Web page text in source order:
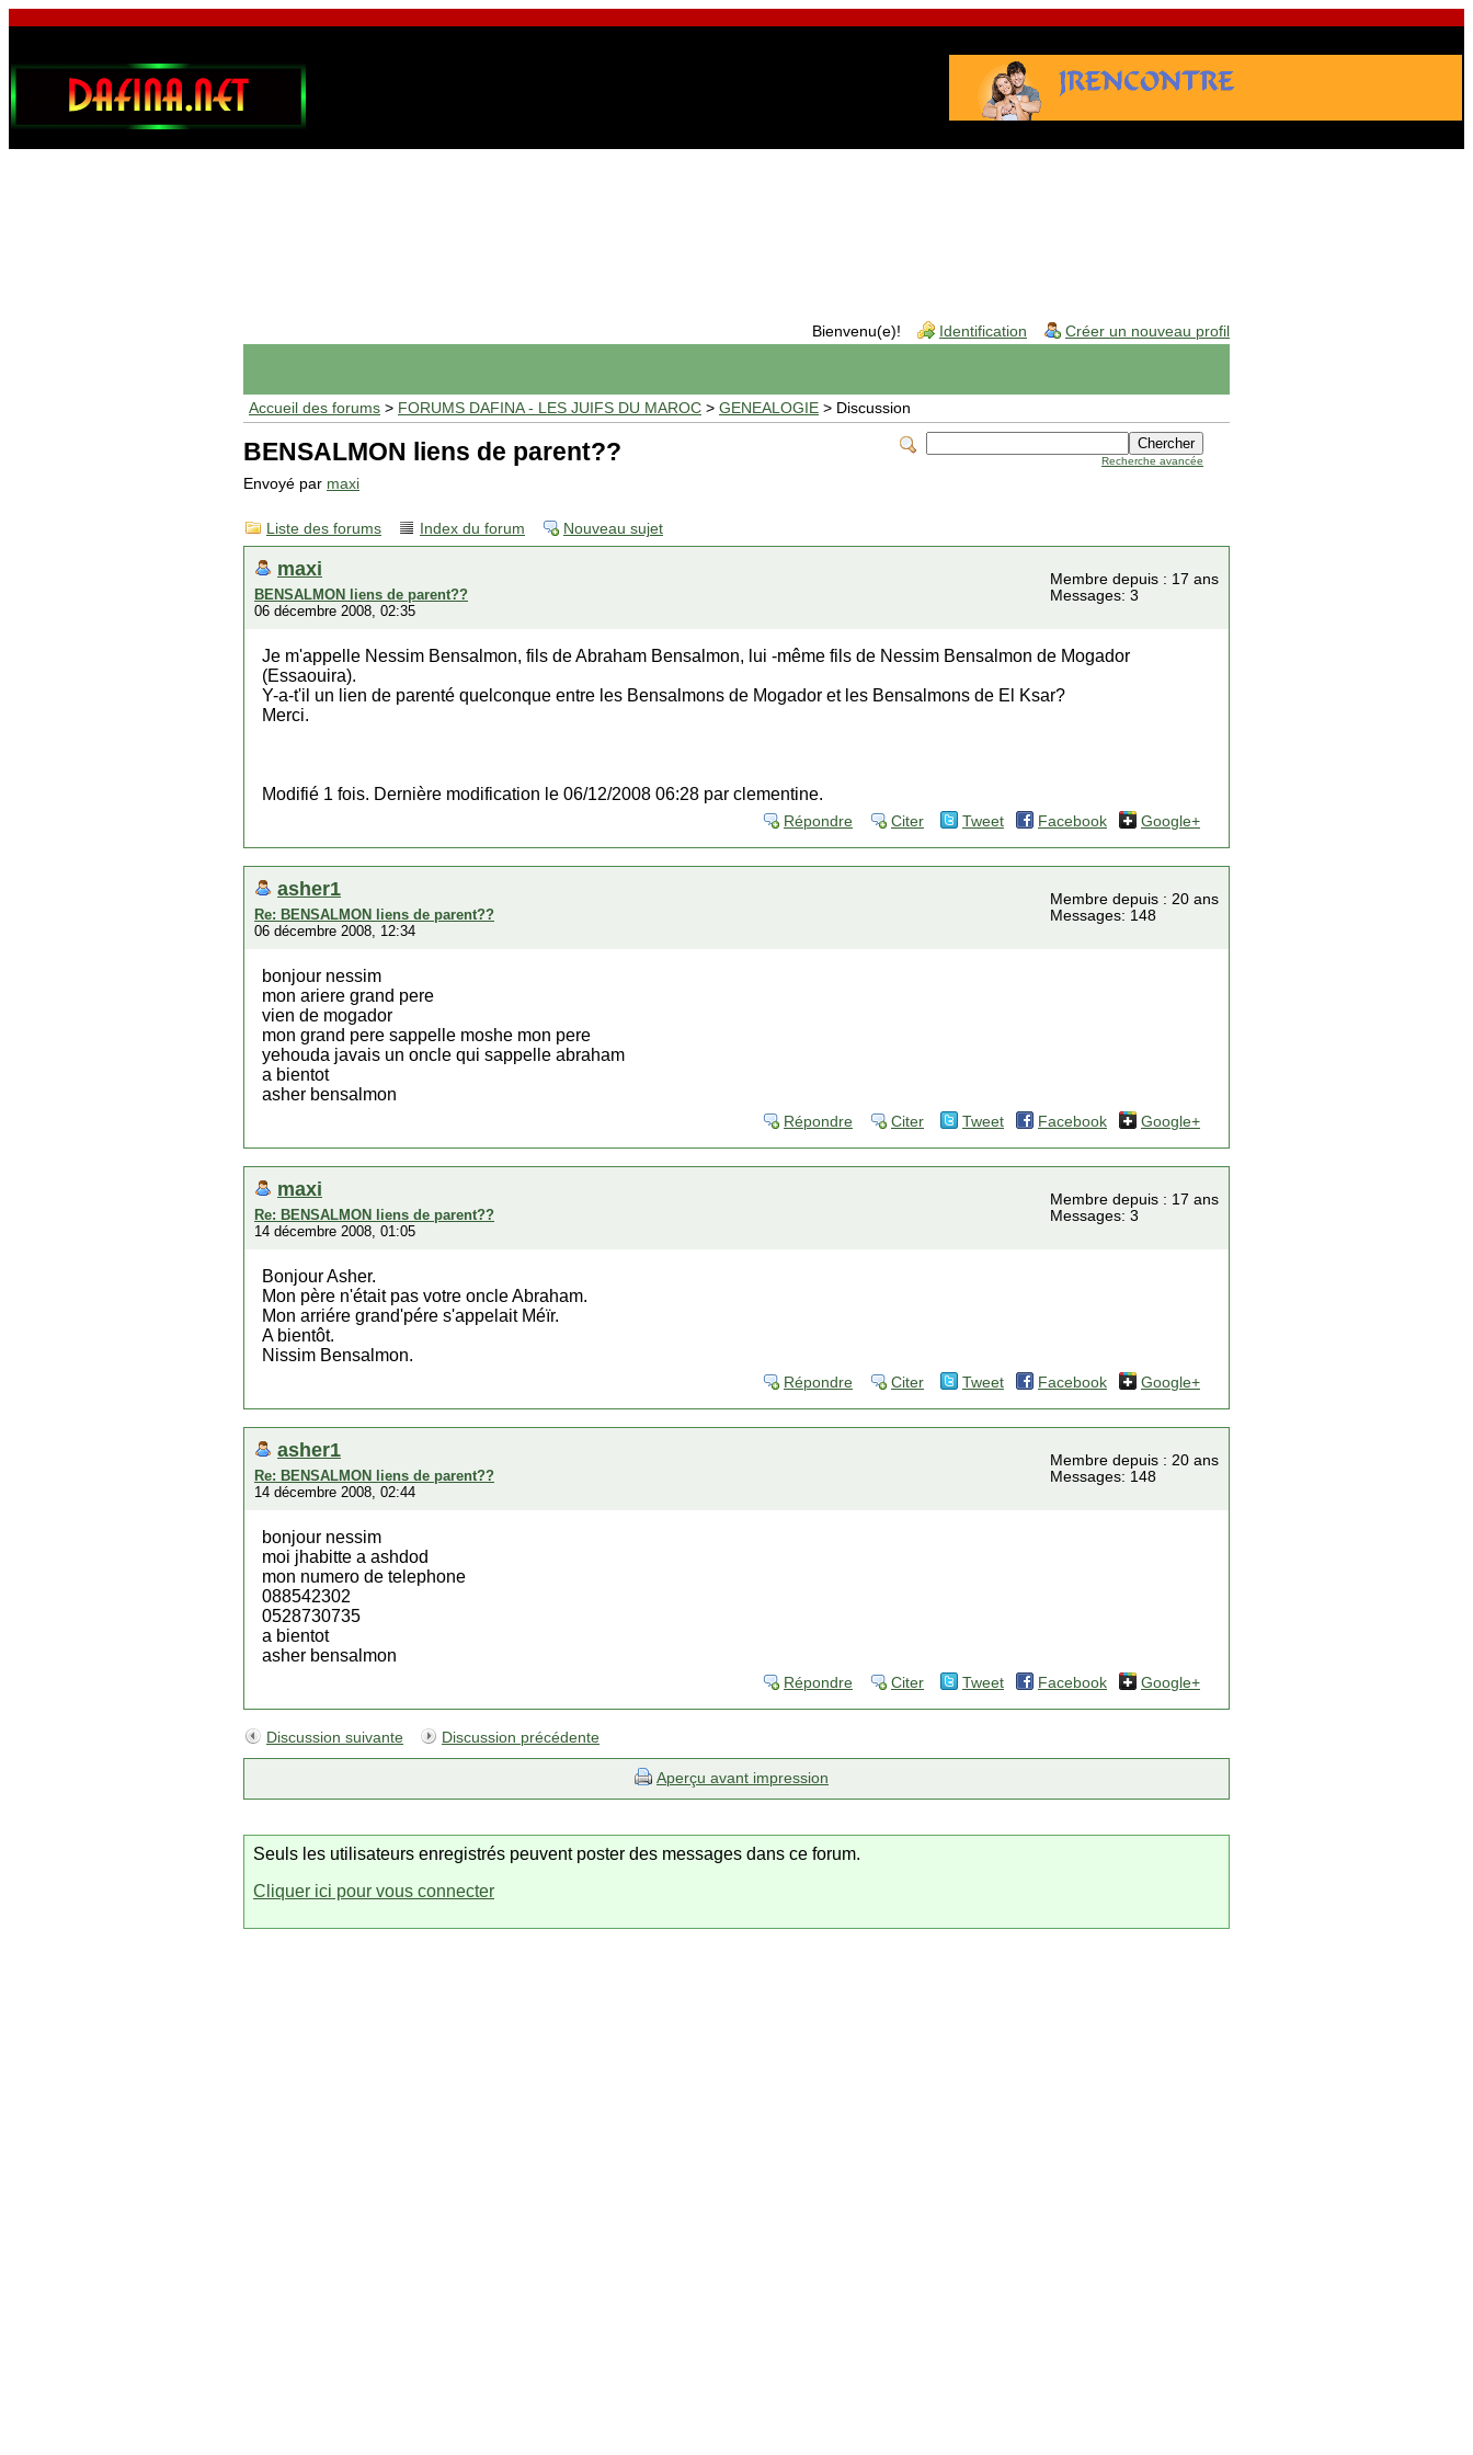
Bienvenu(e)! Identification Créer un nouveau profil
Accueil des forums > FORUMS DAFINA - LES JUIFS DU MAROC > GENEALOGIE > Discussion
Recherche avancée
BENSALMON liens de parent??
Envoyé par maxi
Liste des forums Index du forum Nouveau sujet
maxi
BENSALMON liens de parent??
06 décembre 2008, 02:35
Membre depuis : 17 ans
Messages: 3
Je m'appelle Nessim Bensalmon, fils de Abraham Bensalmon, lui -même fils de Nessim Bensalmon de Mogador
(Essaouira).
Y-a-t'il un lien de parenté quelconque entre les Bensalmons de Mogador et les Bensalmons de El Ksar?
Merci.
Modifié 1 fois. Dernière modification le 06/12/2008 06:28 par clementine.
Répondre Citer Tweet Facebook Google+
asher1
Re: BENSALMON liens de parent??
06 décembre 2008, 12:34
Membre depuis : 20 ans
Messages: 148
bonjour nessim
mon ariere grand pere
vien de mogador
mon grand pere sappelle moshe mon pere
yehouda javais un oncle qui sappelle abraham
a bientot
asher bensalmon
Répondre Citer Tweet Facebook Google+
maxi
Re: BENSALMON liens de parent??
14 décembre 2008, 01:05
Membre depuis : 17 ans
Messages: 3
Bonjour Asher.
Mon père n'était pas votre oncle Abraham.
Mon arriére grand'pére s'appelait Méïr.
A bientôt.
Nissim Bensalmon.
Répondre Citer Tweet Facebook Google+
asher1
Re: BENSALMON liens de parent??
14 décembre 2008, 02:44
Membre depuis : 20 ans
Messages: 148
bonjour nessim
moi jhabitte a ashdod
mon numero de telephone
088542302
0528730735
a bientot
asher bensalmon
Répondre Citer Tweet Facebook Google+
Discussion suivante Discussion précédente
Aperçu avant impression
Seuls les utilisateurs enregistrés peuvent poster des messages dans ce forum.
Cliquer ici pour vous connecter